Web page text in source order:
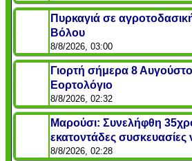
Πυρκαγιά σε
Βόλου
8/8/2026, 03:00
Γιορτή σήμερα 8
Εορτολόγιο
8/8/2026, 02:32
Μαρούσι: Συνελήφθη
εκατοντάδες
8/8/2026, 02:28